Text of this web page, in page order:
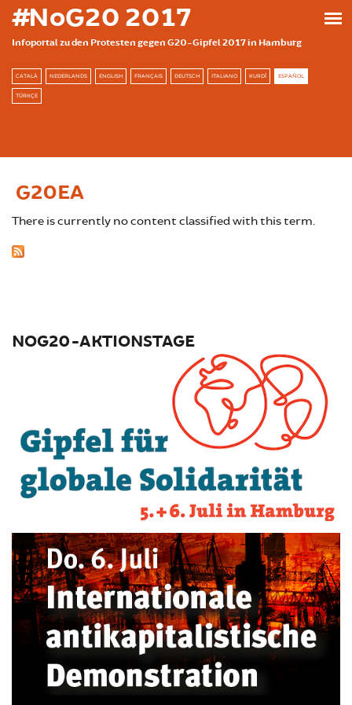
Skip to main content
#NoG20 2017
Infoportal zu den Protesten gegen G20-Gipfel 2017 in Hamburg
CATALÀ NEDERLANDS ENGLISH FRANÇAIS DEUTSCH ITALIANO KURDÎ ESPAÑOL
TÜRKÇE
G20EA
There is currently no content classified with this term.
NOG20-AKTIONSTAGE